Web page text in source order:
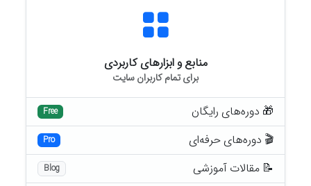
منابع و ابزارهای کاربردی
برای تمام کاربران سایت
🎁 دوره‌های رایگان Free
🎬 دوره‌های حرفه‌ای Pro
📝 مقالات آموزشی Blog